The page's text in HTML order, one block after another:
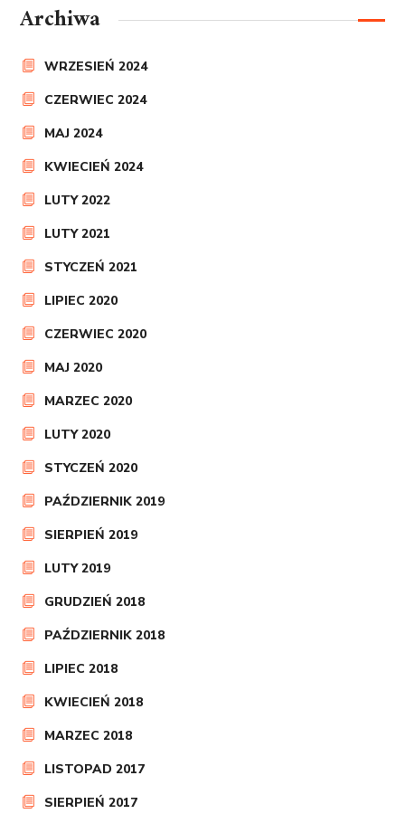
Archiwa
WRZESIEŃ 2024
CZERWIEC 2024
MAJ 2024
KWIECIEŃ 2024
LUTY 2022
LUTY 2021
STYCZEŃ 2021
LIPIEC 2020
CZERWIEC 2020
MAJ 2020
MARZEC 2020
LUTY 2020
STYCZEŃ 2020
PAŹDZIERNIK 2019
SIERPIEŃ 2019
LUTY 2019
GRUDZIEŃ 2018
PAŹDZIERNIK 2018
LIPIEC 2018
KWIECIEŃ 2018
MARZEC 2018
LISTOPAD 2017
SIERPIEŃ 2017